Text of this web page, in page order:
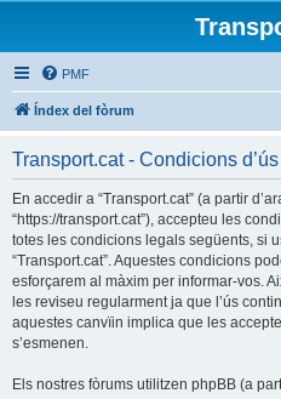
PMF
Índex del fòrum
Transport.cat - Condicions d’ús
En accedir a “Transport.cat” (a partir
“https://transport.cat”), accepteu les
totes les condicions legals següents, si
“Transport.cat”. Aquestes condicions
esforçarem al màxim per informar-vos.
les reviseu regularment ja que l’ús
aquestes canvïin implica que les
s’esmenen.
Els nostres fòrums utilitzen phpBB (a